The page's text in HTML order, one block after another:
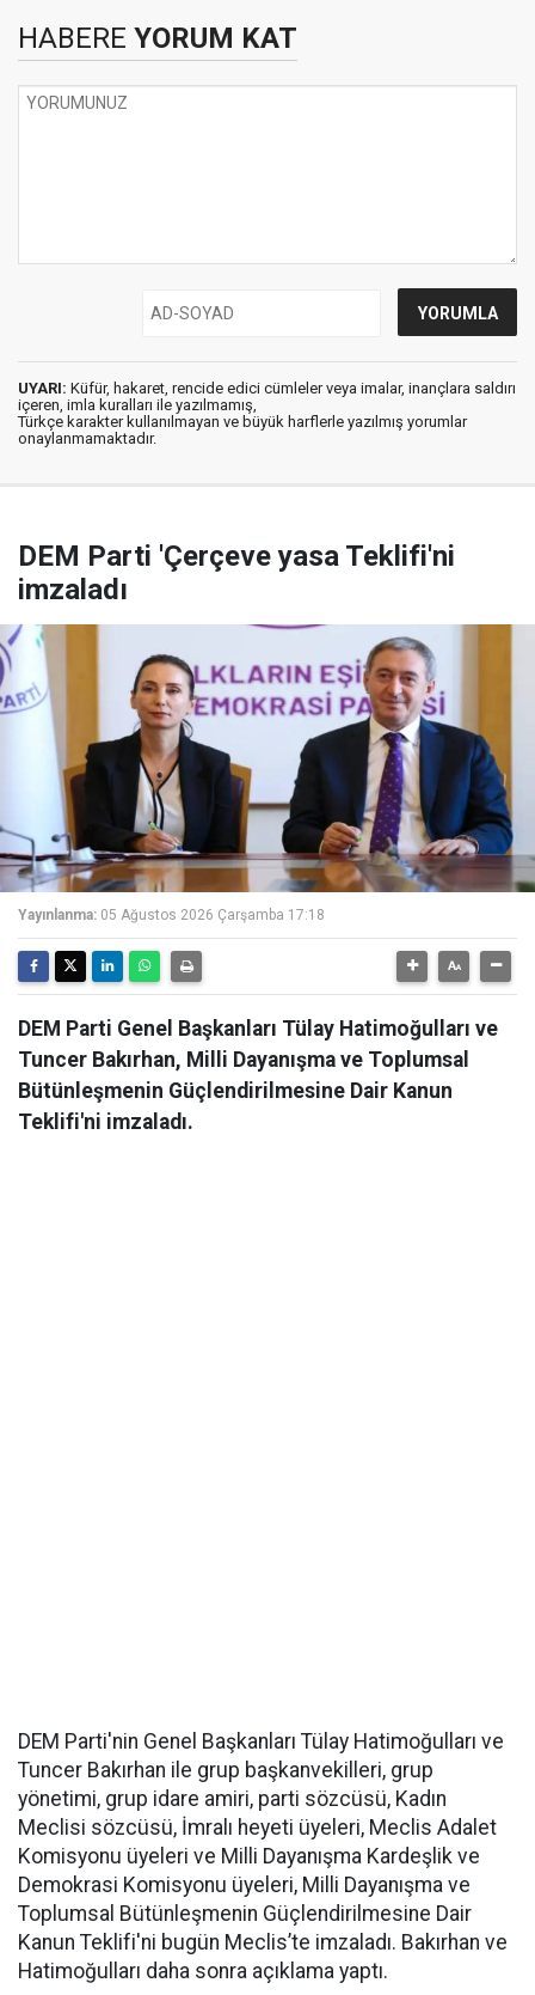
HABERE YORUM KAT
UYARI: Küfür, hakaret, rencide edici cümleler veya imalar, inançlara saldırı
içeren, imla kuralları ile yazılmamış,
Türkçe karakter kullanılmayan ve büyük harflerle yazılmış yorumlar
onaylanmamaktadır.
DEM Parti 'Çerçeve yasa Teklifi'ni
imzaladı
Yayınlanma: 05 Ağustos 2026 Çarşamba 17:18
DEM Parti Genel Başkanları Tülay Hatimoğulları ve
Tuncer Bakırhan, Milli Dayanışma ve Toplumsal
Bütünleşmenin Güçlendirilmesine Dair Kanun
Teklifi'ni imzaladı.
DEM Parti'nin Genel Başkanları Tülay Hatimoğulları ve
Tuncer Bakırhan ile grup başkanvekilleri, grup
yönetimi, grup idare amiri, parti sözcüsü, Kadın
Meclisi sözcüsü, İmralı heyeti üyeleri, Meclis Adalet
Komisyonu üyeleri ve Milli Dayanışma Kardeşlik ve
Demokrasi Komisyonu üyeleri, Milli Dayanışma ve
Toplumsal Bütünleşmenin Güçlendirilmesine Dair
Kanun Teklifi'ni bugün Meclis’te imzaladı. Bakırhan ve
Hatimoğulları daha sonra açıklama yaptı.